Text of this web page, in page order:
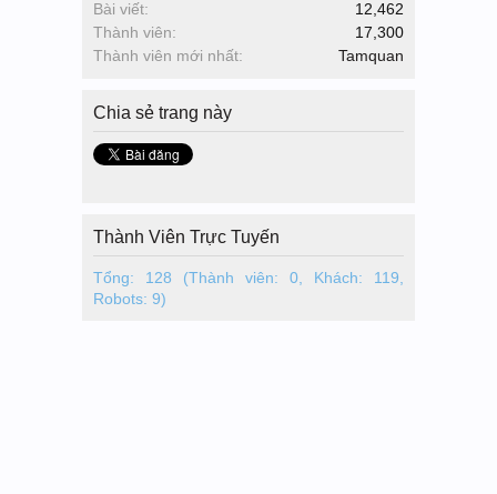
Bài viết:
12,462
Thành viên:
17,300
Thành viên mới nhất:
Tamquan
Chia sẻ trang này
Thành Viên Trực Tuyến
Tổng: 128 (Thành viên: 0, Khách: 119,
Robots: 9)